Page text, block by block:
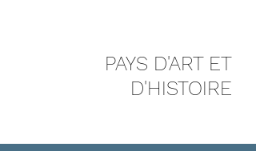
PAYS D'ART ET
D'HISTOIRE